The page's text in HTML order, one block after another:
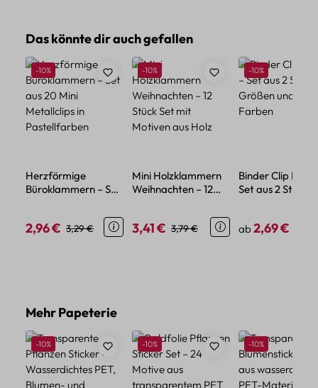
Produktgalerie überspringen
Das könnte dir auch gefallen
Rabatt
-10%
Herzförmige
Büroklammern – Set
Pastellfarben
Verkaufspreis:
2,96 € Regulärer Preis:
3,29 €
Rabatt
-10%
Mini Holzklammern
Weihnachten – 12
Motiven aus Holz
Verkaufspreis:
3,41 € Regulärer Preis:
3,79 €
Rabatt
-10%
Binder Clip
Set aus 2 Stück
Verkaufspreis:
ab2,69 €
Produktgalerie überspringen
Mehr Papeterie
Rabatt
-10% Rabatt
-10% Rabatt
-10%